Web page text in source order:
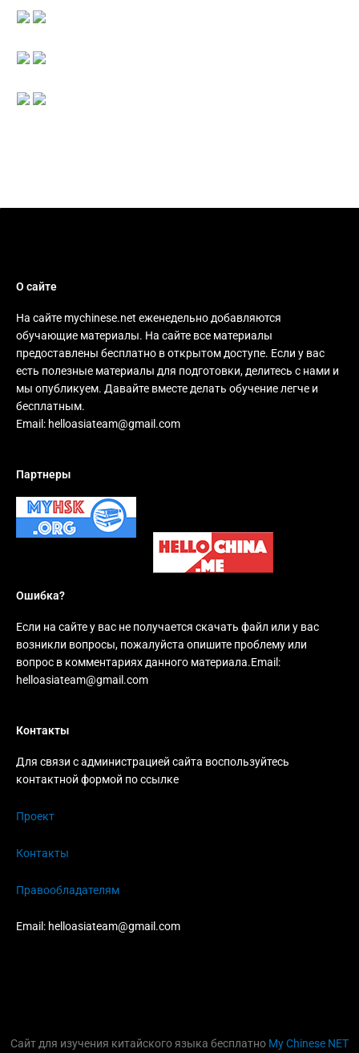
О сайте
На сайте mychinese.net еженедельно добавляются
обучающие материалы. На сайте все материалы
предоставлены бесплатно в открытом доступе. Если у вас
есть полезные материалы для подготовки, делитесь с нами и
мы опубликуем. Давайте вместе делать обучение легче и
бесплатным.
Email: helloasiateam@gmail.com
Партнеры
Ошибка?
Если на сайте у вас не получается скачать файл или у вас
возникли вопросы, пожалуйста опишите проблему или
вопрос в комментариях данного материала.Email:
helloasiateam@gmail.com
Контакты
Для связи с администрацией сайта воспользуйтесь
контактной формой по ссылке
Проект
Контакты
Правообладателям
Email: helloasiateam@gmail.com
Сайт для изучения китайского языка бесплатно My Chinese NET